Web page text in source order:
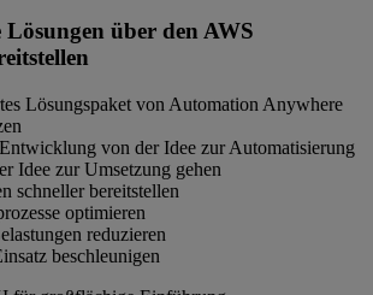
Lösungen über den AWS
Lösungspaket von Automation Anywhere
von der Idee zur Automatisierung
Idee zur Umsetzung gehen
schneller bereitstellen
optimieren
reduzieren
beschleunigen